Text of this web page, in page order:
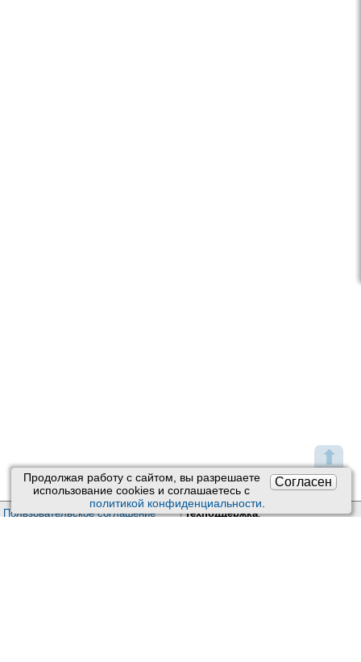
⬆
Согласен
Продолжая работу с сайтом, вы разрешаете
использование сookies и соглашаетесь с
политикой конфиденциальности.
Пользовательское соглашение
Техподдержка: